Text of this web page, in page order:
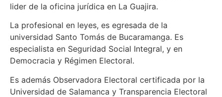
lider de la oficina jurídica en La Guajira.
La profesional en leyes, es egresada de la
universidad Santo Tomás de Bucaramanga. Es
especialista en Seguridad Social Integral, y en
Democracia y Régimen Electoral.
Es además Observadora Electoral certificada por la
Universidad de Salamanca y Transparencia Electoral